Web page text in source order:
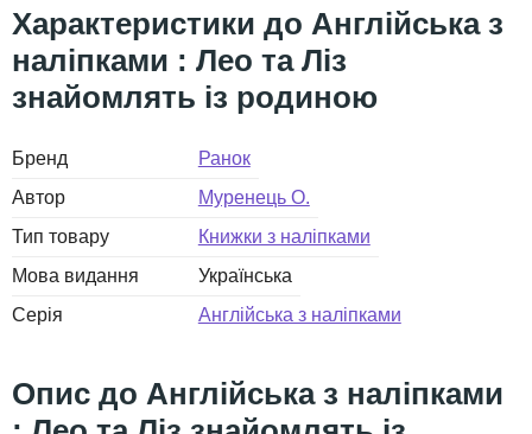
Англійська з
наліпками : Лео та Ліз
знайомлять із родиною
Бренд
Ранок
Автор
Муренець О.
Тип товару
Книжки з наліпками
Мова видання
Українська
Серія
Англійська з наліпками
Англійська з наліпками